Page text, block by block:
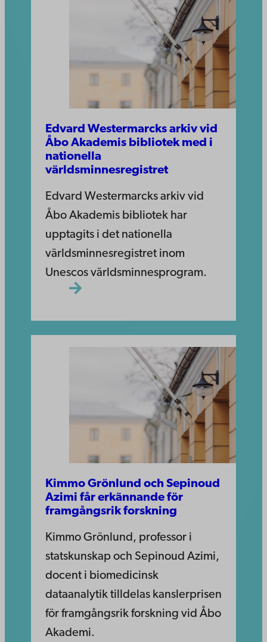
Edvard Westermarcks arkiv vid
Åbo Akademis bibliotek med i
nationella
världsminnesregistret
Edvard Westermarcks arkiv vid
Åbo Akademis bibliotek har
upptagits i det nationella
världsminnesregistret inom
Unescos världsminnesprogram.
Kimmo Grönlund och Sepinoud
Azimi får erkännande för
framgångsrik forskning
Kimmo Grönlund, professor i
statskunskap och Sepinoud Azimi,
docent i biomedicinsk
dataanalytik tilldelas kanslerprisen
för framgångsrik forskning vid Åbo
Akademi.